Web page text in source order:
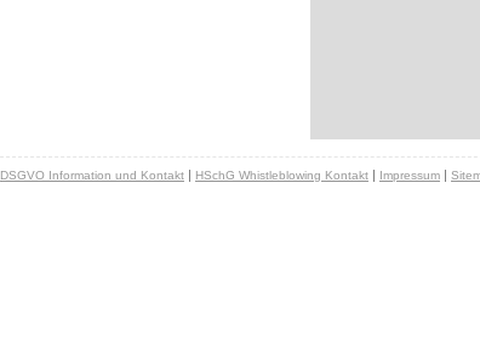
DSGVO Information und Kontakt | HSchG Whistleblowing Kontakt | Impressum |